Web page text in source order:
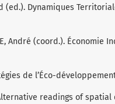
(ed.). Dynamiques
André (coord.).
de l’Éco-
Alternative readings of